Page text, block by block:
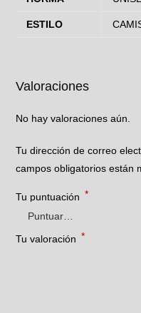
ESTILO
Valoraciones
No hay valoraciones aún.
Tu dirección de correo
campos obligatorios están
Tu puntuación *
Tu valoración *